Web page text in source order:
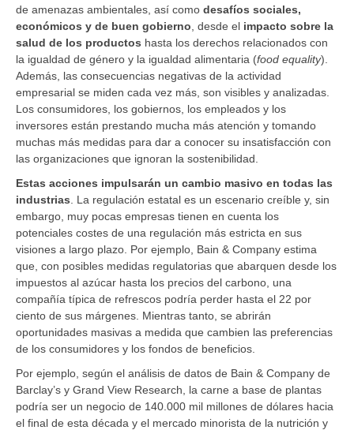
de amenazas ambientales, así como desafíos sociales,
económicos y de buen gobierno , desde el impacto sobre la
salud de los productos hasta los derechos relacionados con
la igualdad de género y la igualdad alimentaria (food equality).
Además, las consecuencias negativas de la actividad
empresarial se miden cada vez más, son visibles y analizadas.
Los consumidores, los gobiernos, los empleados y los
inversores están prestando mucha más atención y tomando
muchas más medidas para dar a conocer su insatisfacción con
las organizaciones que ignoran la sostenibilidad.
Estas acciones impulsarán un cambio masivo en todas las
industrias . La regulación estatal es un escenario creíble y, sin
embargo, muy pocas empresas tienen en cuenta los
potenciales costes de una regulación más estricta en sus
visiones a largo plazo. Por ejemplo, Bain & Company estima
que, con posibles medidas regulatorias que abarquen desde los
impuestos al azúcar hasta los precios del carbono, una
compañía típica de refrescos podría perder hasta el 22 por
ciento de sus márgenes. Mientras tanto, se abrirán
oportunidades masivas a medida que cambien las preferencias
de los consumidores y los fondos de beneficios.
Por ejemplo, según el análisis de datos de Bain & Company de
Barclay’s y Grand View Research, la carne a base de plantas
podría ser un negocio de 140.000 mil millones de dólares hacia
el final de esta década y el mercado minorista de la nutrición y